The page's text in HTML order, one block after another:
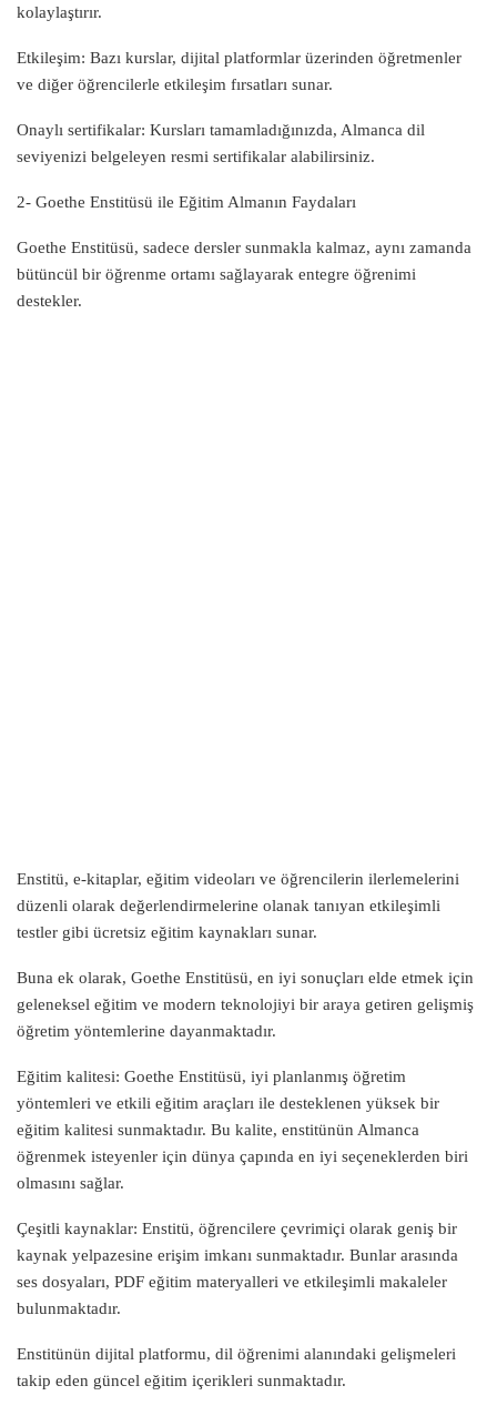
kolaylaştırır.
Etkileşim: Bazı kurslar, dijital platformlar üzerinden öğretmenler
ve diğer öğrencilerle etkileşim fırsatları sunar.
Onaylı sertifikalar: Kursları tamamladığınızda, Almanca dil
seviyenizi belgeleyen resmi sertifikalar alabilirsiniz.
2- Goethe Enstitüsü ile Eğitim Almanın Faydaları
Goethe Enstitüsü, sadece dersler sunmakla kalmaz, aynı zamanda
bütüncül bir öğrenme ortamı sağlayarak entegre öğrenimi
destekler.
Enstitü, e-kitaplar, eğitim videoları ve öğrencilerin ilerlemelerini
düzenli olarak değerlendirmelerine olanak tanıyan etkileşimli
testler gibi ücretsiz eğitim kaynakları sunar.
Buna ek olarak, Goethe Enstitüsü, en iyi sonuçları elde etmek için
geleneksel eğitim ve modern teknolojiyi bir araya getiren gelişmiş
öğretim yöntemlerine dayanmaktadır.
Eğitim kalitesi: Goethe Enstitüsü, iyi planlanmış öğretim
yöntemleri ve etkili eğitim araçları ile desteklenen yüksek bir
eğitim kalitesi sunmaktadır. Bu kalite, enstitünün Almanca
öğrenmek isteyenler için dünya çapında en iyi seçeneklerden biri
olmasını sağlar.
Çeşitli kaynaklar: Enstitü, öğrencilere çevrimiçi olarak geniş bir
kaynak yelpazesine erişim imkanı sunmaktadır. Bunlar arasında
ses dosyaları, PDF eğitim materyalleri ve etkileşimli makaleler
bulunmaktadır.
Enstitünün dijital platformu, dil öğrenimi alanındaki gelişmeleri
takip eden güncel eğitim içerikleri sunmaktadır.